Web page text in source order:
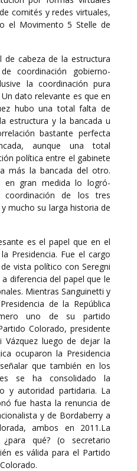
comités y redes virtuales,
el Movimento 5 Stelle de
cabeza de la estructura
coordinación gobierno-
la coordinación pura
dato relevante es que en
hubo una total falta de
estructura y la bancada u
bastante perfecta
aunque una total
política entre el gabinete
más la bancada del otro.
en gran medida lo logró-
de los tres
mucho su larga historia de
es el papel que en el
Presidencia. Fue el cargo
vista político con Seregni
diferencia del papel que le
Mientras Sanguinetti y
de la República
uno de su partido
Colorado, presidente
luego de dejar la
ocuparon la Presidencia
que también en los
se ha consolidado la
y autoridad partidaria. La
fue hasta la renuncia de
y de Bordaberry a
ambos en 2011.La
qué? (o secretario
es válida para el Partido